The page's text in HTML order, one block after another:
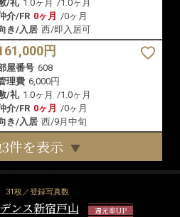
徒歩1分
分
目」徒歩8分
下1階
円
屋番号
410
理費 6,000円
/礼 1.0ヶ月 /1.0ヶ月
介/FR 0ヶ月 /0ヶ月
き/入居 北西/即入居可
円
屋番号 507